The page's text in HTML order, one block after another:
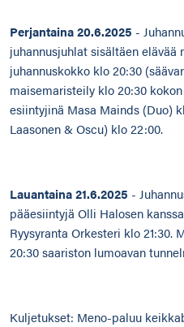
Perjantaina 20.6.2025 -
juhannusjuhlat sisältäen
juhannuskokko klo 20:30
maisemaristeily klo 20:30
esiintyjinä Masa Mainds (Duo)
Laasonen & Oscu) klo 22:00.
Lauantaina 21.6.2025 -
pääesiintyjä Olli Halosen
Ryysyranta Orkesteri klo 21:30.
20:30 saariston lumoavan
Kuljetukset: Meno-paluu